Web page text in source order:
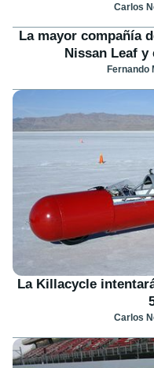
Carlos
La mayor compañía
Nissan Leaf y
Fernando
La Killacycle
Carlos